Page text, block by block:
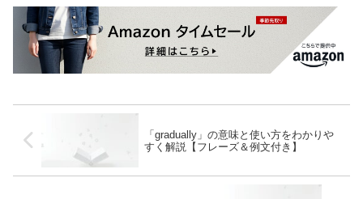
「gradually」の意味と使い方をわかりや
すく解説【フレーズ＆例文付き】